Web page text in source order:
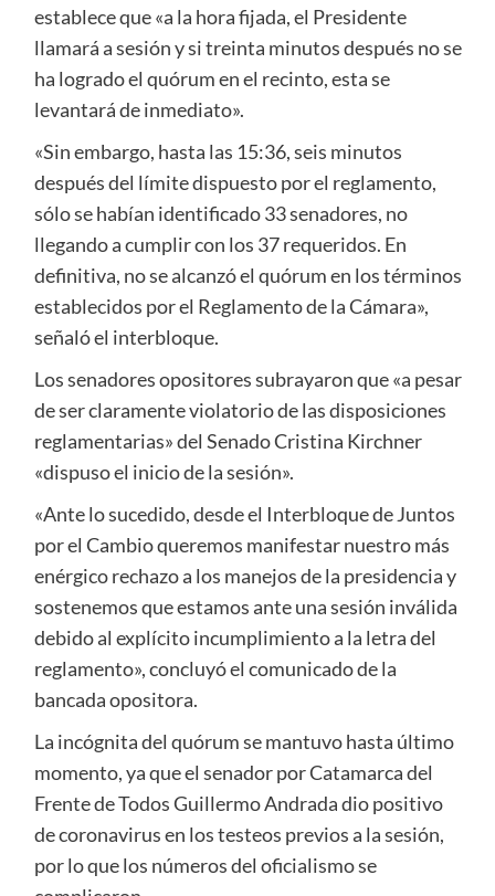
establece que «a la hora fijada, el Presidente
llamará a sesión y si treinta minutos después no se
ha logrado el quórum en el recinto, esta se
levantará de inmediato».
«Sin embargo, hasta las 15:36, seis minutos
después del límite dispuesto por el reglamento,
sólo se habían identificado 33 senadores, no
llegando a cumplir con los 37 requeridos. En
definitiva, no se alcanzó el quórum en los términos
establecidos por el Reglamento de la Cámara»,
señaló el interbloque.
Los senadores opositores subrayaron que «a pesar
de ser claramente violatorio de las disposiciones
reglamentarias» del Senado Cristina Kirchner
«dispuso el inicio de la sesión».
«Ante lo sucedido, desde el Interbloque de Juntos
por el Cambio queremos manifestar nuestro más
enérgico rechazo a los manejos de la presidencia y
sostenemos que estamos ante una sesión inválida
debido al explícito incumplimiento a la letra del
reglamento», concluyó el comunicado de la
bancada opositora.
La incógnita del quórum se mantuvo hasta último
momento, ya que el senador por Catamarca del
Frente de Todos Guillermo Andrada dio positivo
de coronavirus en los testeos previos a la sesión,
por lo que los números del oficialismo se